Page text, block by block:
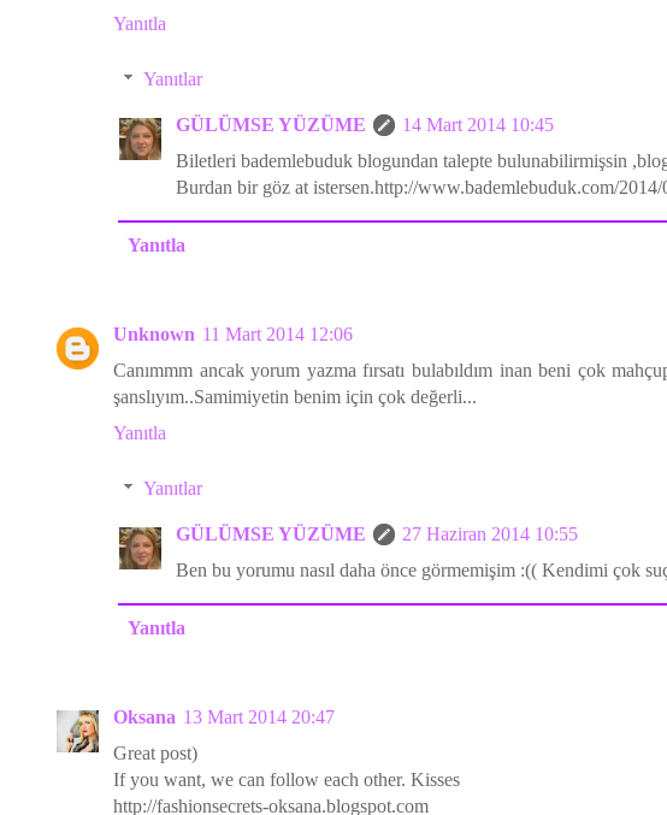
Yanıtla
Yanıtlar
GÜLÜMSE YÜZÜME
14 Mart 2014 10:45
Biletleri bademlebuduk blogundan talepte bulunabilirmişsin
Burdan bir göz at istersen.http://www.bademlebuduk.com/
Yanıtla
Unknown 11 Mart 2014 12:06
Canımmm ancak yorum yazma fırsatı bulabıldım inan beni çok
şanslıyım..Samimiyetin benim için çok değerli...
Yanıtla
Yanıtlar
GÜLÜMSE YÜZÜME
27 Haziran 2014 10:55
Ben bu yorumu nasıl daha önce görmemişim :(( Kendimi çok
Yanıtla
Oksana 13 Mart 2014 20:47
Great post)
If you want, we can follow each other. Kisses
http://fashionsecrets-oksana.blogspot.com